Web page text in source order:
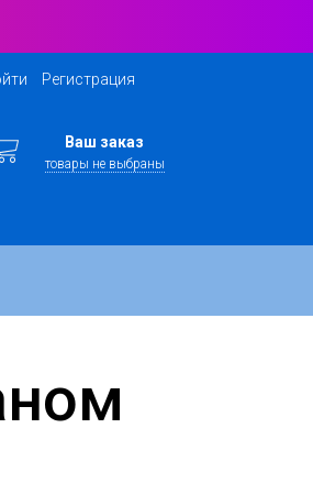
Регистрация
Ваш заказ
товары не выбраны